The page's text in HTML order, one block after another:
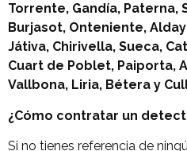
Torrente, Gandía, Paterna,
Burjasot, Onteniente,
Játiva, Chirivella, Sueca,
Cuart de Poblet, Paiporta,
Vallbona, Liria, Bétera y
¿Cómo contratar un
Si no tienes referencia de